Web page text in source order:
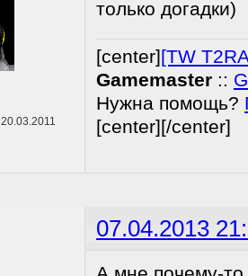
20.03.2011
только догадки)
[center][TW
Gamemaster ::
Нужна помощь?
[center][/center]
07.04.2013